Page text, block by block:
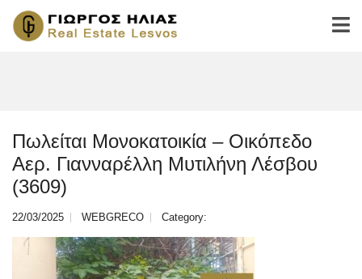
Πωλείται Μονοκατοικία – Οικόπεδο
Αερ. Γιανναρέλλη Μυτιλήνη Λέσβου
(3609)
22/03/2025 WEBGRECO Category: